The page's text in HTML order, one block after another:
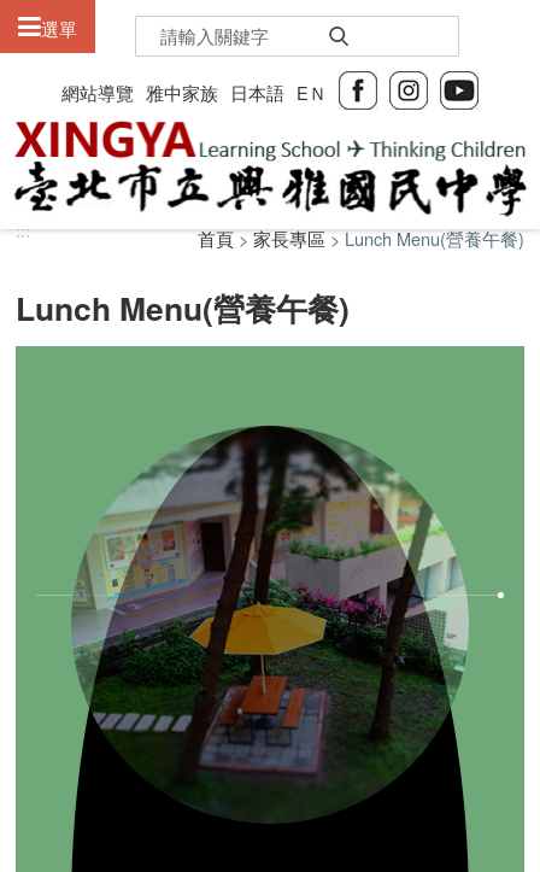
網站導覽 雅中家族 日本語 EＮ
選單
:::
:::
Lunch Menu(營養午餐)
首頁>家長專區> Lunch Menu(營養午餐)